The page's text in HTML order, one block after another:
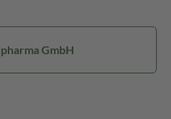
GmbH